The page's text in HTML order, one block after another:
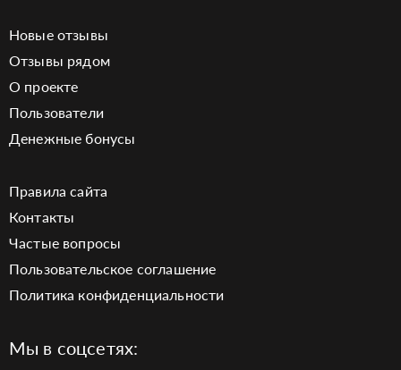
Новые отзывы
Отзывы рядом
О проекте
Пользователи
Денежные бонусы
Правила сайта
Контакты
Частые вопросы
Пользовательское соглашение
Политика конфиденциальности
Мы в соцсетях: